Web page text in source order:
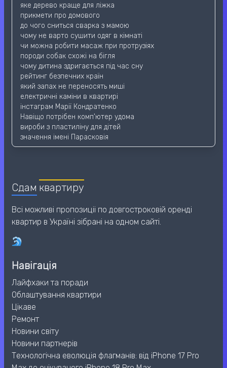
яке дерево краще для ліжка
прикмети про домового
до чого сниться сварка з мамою
чому не варто сушити одяг в кімнаті
чи можна робити масаж при протрузіях
породи собак схожі на бігля
чому дитина здригається під час сну
рейтинг безпечних країн
який запах не переносять миші
електричні каміни в квартирі
інстаграм Марії Кондратенко
Навіщо потрібен комп'ютер удома
вироби з пластиліну для дітей
значення імені Парасковія
Сдам квартиру
Всі можливі пропозиціі по довгостроковій оренді
квартир в Україні зібрані на одном сайті.
Навігація
Лайфхаки та поради
Облаштування квартири
Цікаве
Ремонт
Новини світу
Новини партнерів
Технологічна еволюція флагманів: від iPhone 17 Pro